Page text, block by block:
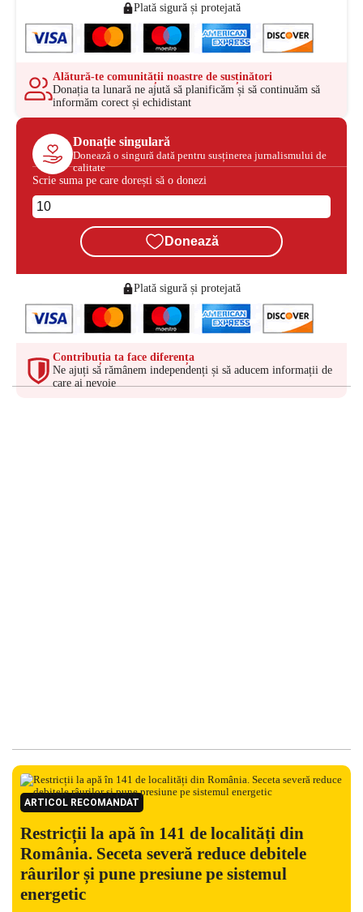
Plată sigură și protejată
Alătură-te comunității noastre de susținători
Donația ta lunară ne ajută să planificăm și să continuăm să
informăm corect și echidistant
Donație singulară
Donează o singură dată pentru susținerea jurnalismului de
calitate
Scrie suma pe care dorești să o donezi
Donează
Plată sigură și protejată
Contribuția ta face diferența
Ne ajuți să rămânem independenți și să aducem informații de
care ai nevoie
ARTICOL RECOMANDAT
Restricții la apă în 141 de localități din
România. Seceta severă reduce debitele
râurilor și pune presiune pe sistemul
energetic